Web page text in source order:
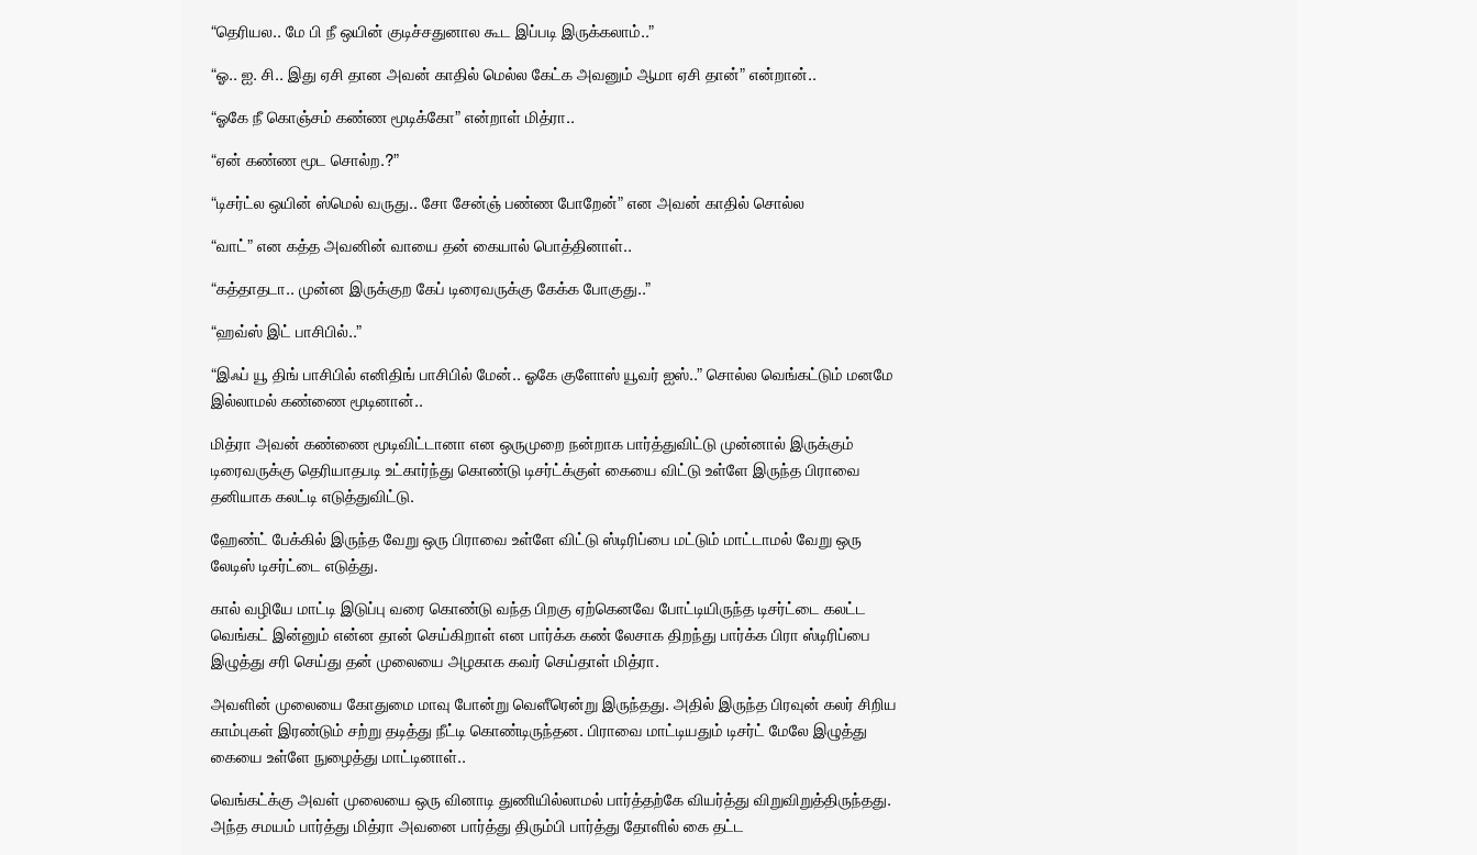
“தெரியல.. மே பி நீ ஒயின் குடிச்சதுனால கூட இப்படி இருக்கலாம்..”
“ஓ.. ஐ. சி.. இது ஏசி தான அவன் காதில் மெல்ல கேட்க அவனும் ஆமா ஏசி தான்” என்றான்..
“ஓகே நீ கொஞ்சம் கண்ண மூடிக்கோ” என்றாள் மித்ரா..
“ஏன் கண்ண மூட சொல்ற.?”
“டிசர்ட்ல ஒயின் ஸ்மெல் வருது.. சோ சேன்ஞ் பண்ண போறேன்” என அவன் காதில் சொல்ல
“வாட்” என கத்த அவனின் வாயை தன் கையால் பொத்தினாள்..
“கத்தாதடா.. முன்ன இருக்குற கேப் டிரைவருக்கு கேக்க போகுது..”
“ஹவ்ஸ் இட் பாசிபில்..”
“இஃப் யூ திங் பாசிபில் எனிதிங் பாசிபில் மேன்.. ஓகே குளோஸ் யூவர் ஐஸ்..” சொல்ல வெங்கட்டும் மனமே
இல்லாமல் கண்ணை மூடினான்..
மித்ரா அவன் கண்ணை மூடிவிட்டானா என ஒருமுறை நன்றாக பார்த்துவிட்டு முன்னால் இருக்கும்
டிரைவருக்கு தெரியாதபடி உட்கார்ந்து கொண்டு டிசர்ட்க்குள் கையை விட்டு உள்ளே இருந்த பிராவை
தனியாக கலட்டி எடுத்துவிட்டு.
ஹேண்ட் பேக்கில் இருந்த வேறு ஒரு பிராவை உள்ளே விட்டு ஸ்டிரிப்பை மட்டும் மாட்டாமல் வேறு ஒரு
லேடிஸ் டிசர்ட்டை எடுத்து.
கால் வழியே மாட்டி இடுப்பு வரை கொண்டு வந்த பிறகு ஏற்கெனவே போட்டியிருந்த டிசர்ட்டை கலட்ட
வெங்கட் இன்னும் என்ன தான் செய்கிறாள் என பார்க்க கண் லேசாக திறந்து பார்க்க பிரா ஸ்டிரிப்பை
இழுத்து சரி செய்து தன் முலையை அழகாக கவர் செய்தாள் மித்ரா.
அவளின் முலையை கோதுமை மாவு போன்று வெளீரென்று இருந்தது. அதில் இருந்த பிரவுன் கலர் சிறிய
காம்புகள் இரண்டும் சற்று தடித்து நீட்டி கொண்டிருந்தன. பிராவை மாட்டியதும் டிசர்ட் மேலே இழுத்து
கையை உள்ளே நுழைத்து மாட்டினாள்..
வெங்கட்க்கு அவள் முலையை ஒரு வினாடி துணியில்லாமல் பார்த்தற்கே வியர்த்து விறுவிறுத்திருந்தது.
அந்த சமயம் பார்த்து மித்ரா அவனை பார்த்து திரும்பி பார்த்து தோளில் கை தட்ட